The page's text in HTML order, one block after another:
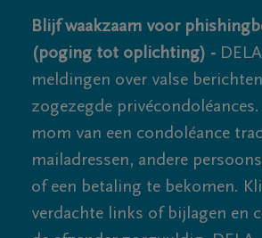
Blijf waakzaam voor
(poging tot oplichting) -
meldingen over valse
zogezegde
mom van een condoléance
mailadressen, andere
of een betaling te bekomen.
verdachte links of bijlagen en